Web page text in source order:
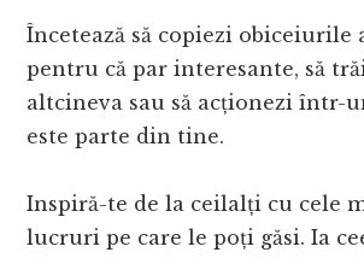
Încetează să copiezi obiceiurile
pentru că par interesante, să
altcineva sau să acționezi într-
este parte din tine.
Inspiră-te de la ceilalți cu cele
lucruri pe care le poți găsi. Ia